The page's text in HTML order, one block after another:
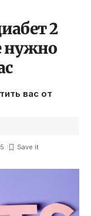
2
нужно
вас от